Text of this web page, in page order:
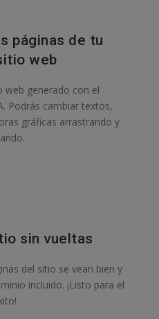
páginas de tu
web
web generado con el
Podrás cambiar textos,
gráficas arrastrando y
sin vueltas
del sitio se vean bien y
incluido. ¡Listo para el